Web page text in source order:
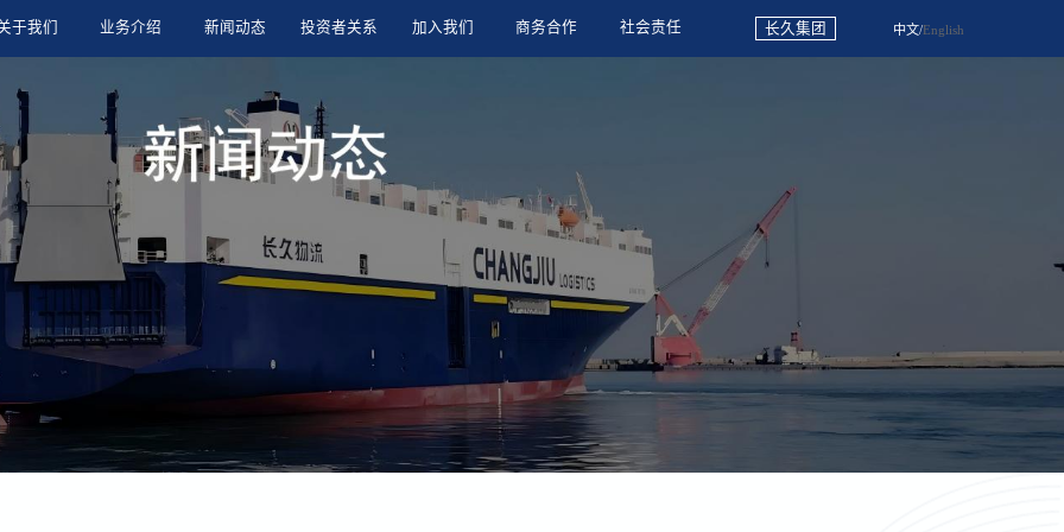
于我们 业务介绍 新闻动态 投资者关系 加入我们 商务合作 社会责任 长久集团 中文/English